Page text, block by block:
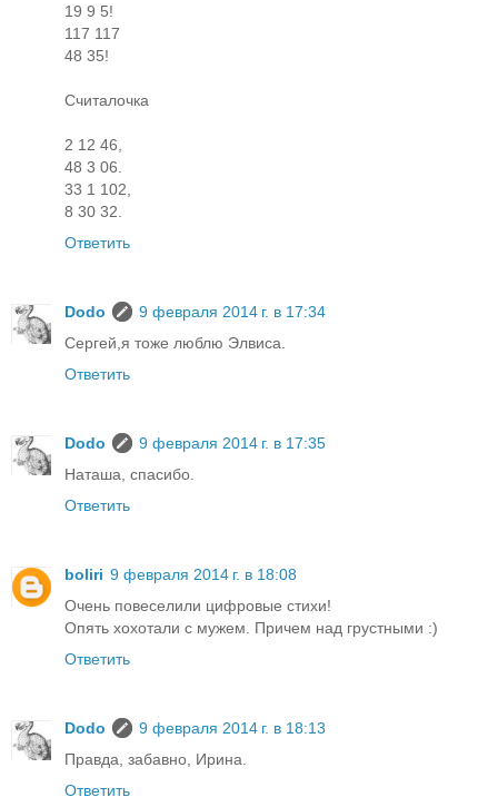
19 9 5!
117 117
48 35!
Считалочка
2 12 46,
48 3 06.
33 1 102,
8 30 32.
Ответить
Dodo
9 февраля 2014 г. в 17:34
Сергей,я тоже люблю Элвиса.
Ответить
Dodo
9 февраля 2014 г. в 17:35
Наташа, спасибо.
Ответить
boliri 9 февраля 2014 г. в 18:08
Очень повеселили цифровые стихи!
Опять хохотали с мужем. Причем над грустными :)
Ответить
Dodo
9 февраля 2014 г. в 18:13
Правда, забавно, Ирина.
Ответить